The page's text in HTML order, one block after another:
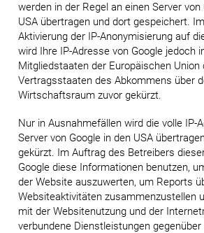
werden in der Regel an einen Server von
USA übertragen und dort gespeichert.
Aktivierung der IP-Anonymisierung auf
wird Ihre IP-Adresse von Google jedoch
Mitgliedstaaten der Europäischen Union
Vertragsstaaten des Abkommens über
Wirtschaftsraum zuvor gekürzt.
Nur in Ausnahmefällen wird die volle IP-
Server von Google in den USA
gekürzt. Im Auftrag des Betreibers
Google diese Informationen benutzen,
der Website auszuwerten, um Reports
Websiteaktivitäten zusammenzustellen
mit der Websitenutzung und der
verbundene Dienstleistungen